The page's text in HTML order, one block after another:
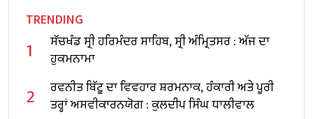
TRENDING
1
ਸੱਚਖੰਡ ਸ੍ਰੀ ਹਰਿਮੰਦਰ ਸਾਹਿਬ, ਸ੍ਰੀ ਅੰਮ੍ਰਿਤਸਰ : ਅੱਜ ਦਾ
ਹੁਕਮਨਾਮਾ
2
ਰਵਨੀਤ ਬਿੱਟੂ ਦਾ ਵਿਵਹਾਰ ਸ਼ਰਮਨਾਕ, ਹੰਕਾਰੀ ਅਤੇ ਪੂਰੀ
ਤਰ੍ਹਾਂ ਅਸਵੀਕਾਰਨਯੋਗ : ਕੁਲਦੀਪ ਸਿੰਘ ਧਾਲੀਵਾਲ